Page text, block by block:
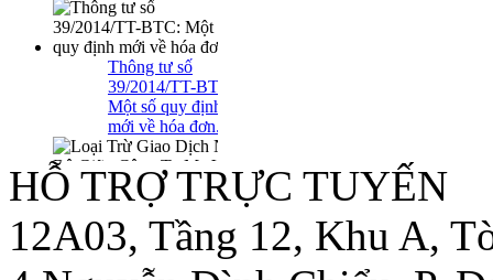
Thông tư số
39/2014/TT-BTC:
Một số quy định
mới về hóa đơn..
Loại Trừ Giao
Dịch Nội Bộ Giữa
Công Ty Mẹ Và
Công Ty Liên Kết
HỖ TRỢ TRỰC TUYẾN
12A03, Tầng 12, Khu A,